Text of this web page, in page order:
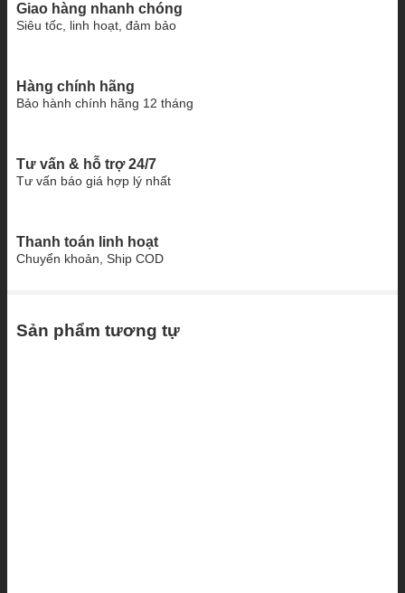
Giao hàng nhanh chóng
Siêu tốc, linh hoạt, đảm bảo
Hàng chính hãng
Bảo hành chính hãng 12 tháng
Tư vấn & hỗ trợ 24/7
Tư vấn báo giá hợp lý nhất
Thanh toán linh hoạt
Chuyển khoản, Ship COD
Sản phẩm tương tự